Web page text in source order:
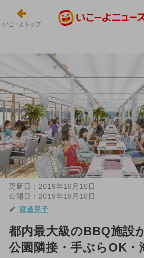
いこーよトップ
更新日： 2019年10月10日
公開日： 2019年10月10日
渡邊晃子
都内最大級のBBQ施設
公園隣接・手ぶらOK・